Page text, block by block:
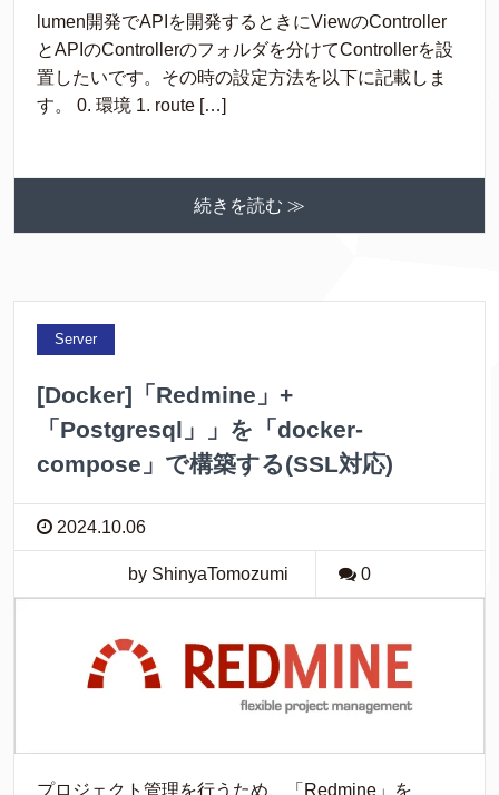
lumen開発でAPIを開発するときにViewのController
とAPIのControllerのフォルダを分けてControllerを設
置したいです。その時の設定方法を以下に記載しま
す。 0. 環境 1. route […]
続きを読む ≫
Server
[Docker]「Redmine」+
「Postgresql」」を「docker-
compose」で構築する(SSL対応)
2024.10.06
by ShinyaTomozumi 0
プロジェクト管理を行うため、「Redmine」を